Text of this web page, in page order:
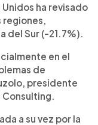
ha revisado
del Sur (-21.7%).
en el
de
presidente
a su vez por la